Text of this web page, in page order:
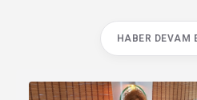
HABER DEVAM